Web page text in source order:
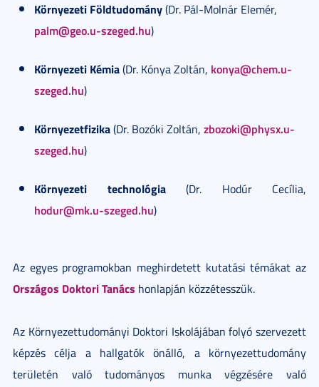
Környezeti Földtudomány(Dr. Pál-Molnár Elemér,
palm@geo.u-szeged.hu)
Környezeti Kémia(Dr. Kónya Zoltán, konya@chem.u-
szeged.hu)
Környezetfizika(Dr. Bozóki Zoltán, zbozoki@physx.u-
szeged.hu)
Környezeti technológia(Dr. Hodúr Cecília,
hodur@mk.u-szeged.hu)
Az egyes programokban meghirdetett kutatási témákat az
Országos Doktori Tanács honlapján közzétesszük.
Az Környezettudományi Doktori Iskolájában folyó szervezett
képzés célja a hallgatók önálló, a környezettudomány
területén való tudományos munka végzésére való